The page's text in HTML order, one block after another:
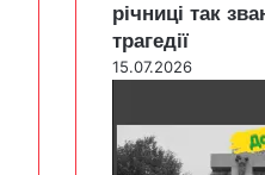
річниці так
трагедії
15.07.2026